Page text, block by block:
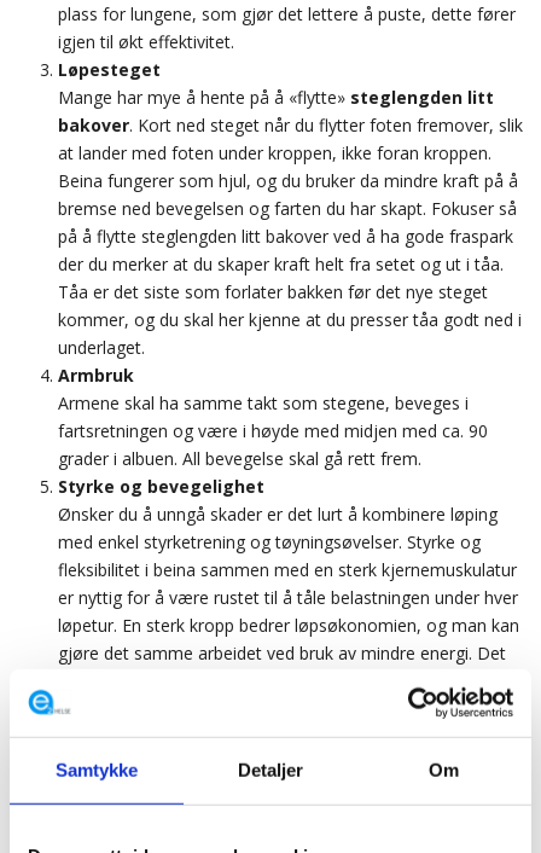
Samtykke Detaljer Om
plass for lungene, som gjør det lettere å puste, dette fører
igjen til økt effektivitet.
Løpesteget
Mange har mye å hente på å «flytte»steglengden litt
bakover. Kort ned steget når du flytter foten fremover, slik
at lander med foten under kroppen, ikke foran kroppen.
Beina fungerer som hjul, og du bruker da mindre kraft på å
bremse ned bevegelsen og farten du har skapt. Fokuser så
på å flytte steglengden litt bakover ved å ha gode fraspark
der du merker at du skaper kraft helt fra setet og ut i tåa.
Tåa er det siste som forlater bakken før det nye steget
kommer, og du skal her kjenne at du presser tåa godt ned i
underlaget.
Armbruk
Armene skal ha samme takt som stegene, beveges i
fartsretningen og være i høyde med midjen med ca. 90
grader i albuen. All bevegelse skal gå rett frem.
Styrke og bevegelighet
Ønsker du å unngå skader er det lurt å kombinere løping
med enkel styrketrening og tøyningsøvelser. Styrke og
fleksibilitet i beina sammen med en sterk kjernemuskulatur
er nyttig for å være rustet til å tåle belastningen under hver
løpetur. En sterk kropp bedrer løpsøkonomien, og man kan
gjøre det samme arbeidet ved bruk av mindre energi. Det
øker også kroppens evne til å produsere mer kraft, som
fører til økt hastighet. For tips til forebyggende og
styrkende øvelser – se vår øvelsesbankHER!Vi kan også
anbefaleskadefri.no
som har godt dokumenterte
Når det gjelder sko er det et stort spekter av muligheter.